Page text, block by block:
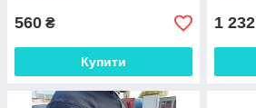
560 ₴
Купити
1 232